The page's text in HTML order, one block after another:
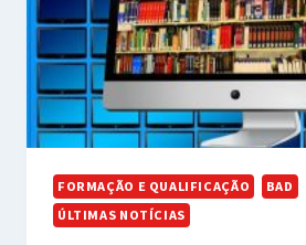
FORMAÇÃO E QUALIFICAÇÃO
BAD
ÚLTIMAS NOTÍCIAS